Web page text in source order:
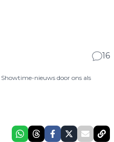
16
nieuws door ons als